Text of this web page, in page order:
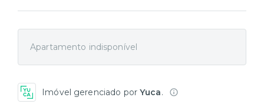
Apartamento indisponível
Imóvel gerenciado porYuca.